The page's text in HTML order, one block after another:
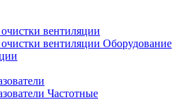
Оборудование
Частотные